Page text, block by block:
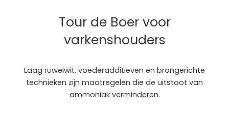
Tour de Boer voor
varkenshouders
Laag ruweiwit, voederadditieven en brongerichte
technieken zijn maatregelen die de uitstoot van
ammoniak verminderen.